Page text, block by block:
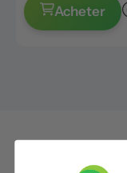
Acheter